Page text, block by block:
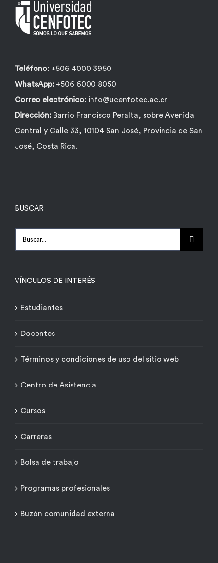
Teléfono: +506 4000 3950
WhatsApp: +506 6000 8050
Correo electrónico: info@ucenfotec.ac.cr
Dirección: Barrio Francisco Peralta, sobre Avenida
Central y Calle 33, 10104 San José, Provincia de San
José, Costa Rica.
BUSCAR
Buscar:
VÍNCULOS DE INTERÉS
Estudiantes
Docentes
Términos y condiciones de uso del sitio web
Centro de Asistencia
Cursos
Carreras
Bolsa de trabajo
Programas profesionales
Buzón comunidad externa